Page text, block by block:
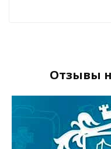
Отзывы